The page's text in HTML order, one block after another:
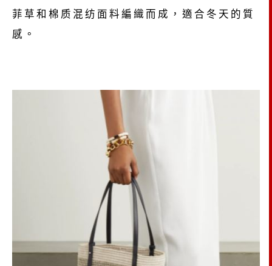
菲草和棉质混纺面料編織而成，適合冬天的質
感。